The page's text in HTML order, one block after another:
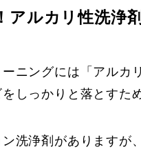
アルカリ性洗浄剤
ニングには「アルカ
しっかりと落とすた
洗浄剤がありますが